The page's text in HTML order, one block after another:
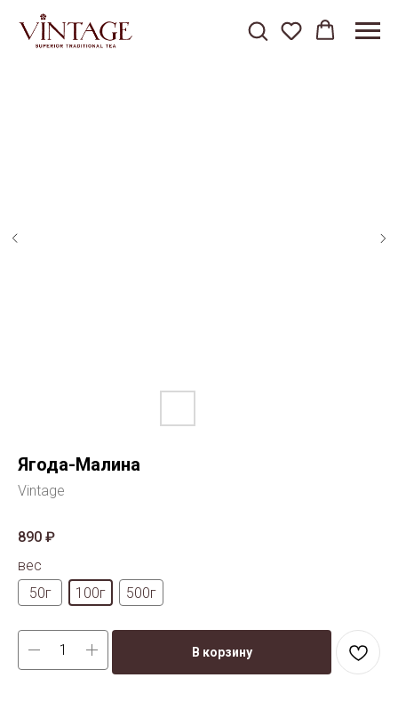
Ягода-Малина
Vintage
890 ₽
вес
50г
100г 500г
В корзину